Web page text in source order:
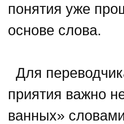
понятия уже
основе слова.
Для
приятия важно
ванных»